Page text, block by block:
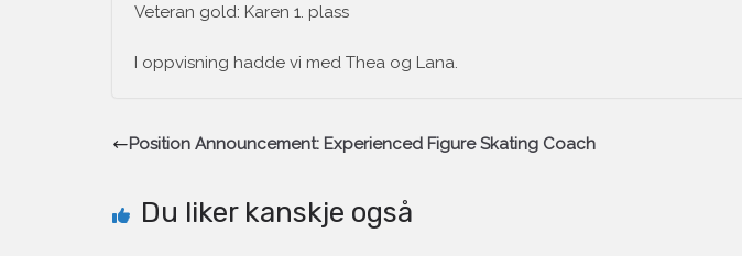
Veteran gold: Karen 1. plass
I oppvisning hadde vi med Thea og Lana.
Position Announcement: Experienced Figure Skating Coach
Du liker kanskje også